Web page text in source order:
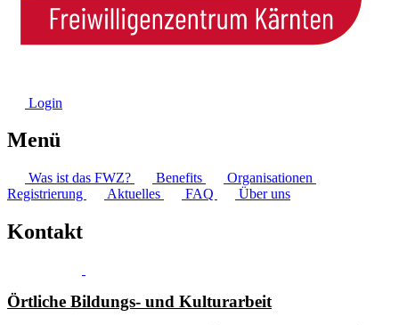
Login
Menü
Was ist das FWZ? Benefits
Organisationen
Registrierung
Aktuelles FAQ Über uns
Kontakt
Örtliche Bildungs- und Kulturarbeit